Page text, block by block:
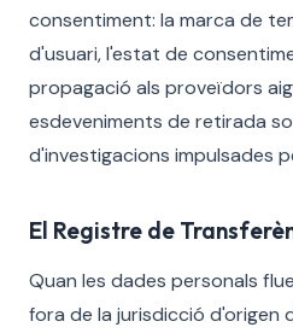
consentiment: la marca de
d'usuari, l'estat de
propagació als proveïdors
esdeveniments de retirada
d'investigacions impulsades
El Registre de
Quan les dades personals
fora de la jurisdicció d'origen